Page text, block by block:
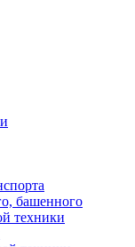
башенного
техники